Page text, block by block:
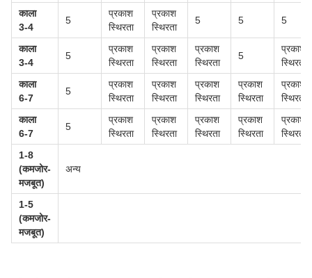
काला
3-4
5
प्रकाश
स्थिरता
प्रकाश
स्थिरता
5 5 5
काला
3-4
5
प्रकाश
स्थिरता
प्रकाश
स्थिरता
प्रकाश
स्थिरता
5
प्रकाश
स्थिरता
काला
6-7
5
प्रकाश
स्थिरता
प्रकाश
स्थिरता
प्रकाश
स्थिरता
प्रकाश
स्थिरता
प्रकाश
स्थिरता
काला
6-7
5
प्रकाश
स्थिरता
प्रकाश
स्थिरता
प्रकाश
स्थिरता
प्रकाश
स्थिरता
प्रकाश
स्थिरता
1-8
(कमजोर-
मजबूत)
अन्य
1-5
(कमजोर-
मजबूत)